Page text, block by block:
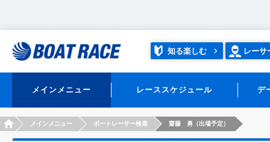
知る楽しむ レーサ
メインメニュー レーススケジュール デ
HOMEメインメニュー ボートレーサー検索 齋藤 勇（出場予定）